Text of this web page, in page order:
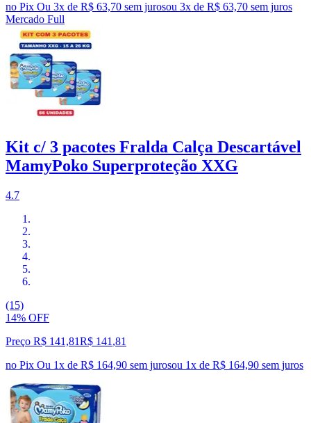
no Pix Ou 3x de R$ 63,70 sem jurosou 3x de R$ 63,70 sem juros
Mercado Full
Kit c/ 3 pacotes Fralda Calça Descartável
MamyPoko Superproteção XXG
4.7
(15)
14% OFF
Preço R$ 141,81R$ 141 ,81
no Pix Ou 1x de R$ 164,90 sem jurosou 1x de R$ 164,90 sem juros